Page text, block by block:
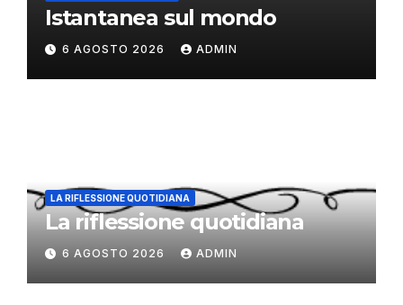
Istantanea sul mondo
6 AGOSTO 2026 ADMIN
LA RIFLESSIONE QUOTIDIANA
La riflessione quotidiana
6 AGOSTO 2026 ADMIN